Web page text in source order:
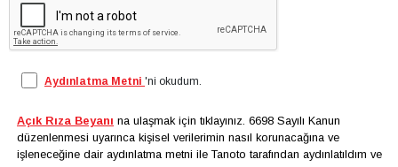
Aydınlatma Metni 'ni okudum.
Açık Rıza Beyanı na ulaşmak için tıklayınız. 6698 Sayılı Kanun
düzenlenmesi uyarınca kişisel verilerimin nasıl korunacağına ve
işleneceğine dair aydınlatma metni ile Tanoto tarafından aydınlatıldım ve